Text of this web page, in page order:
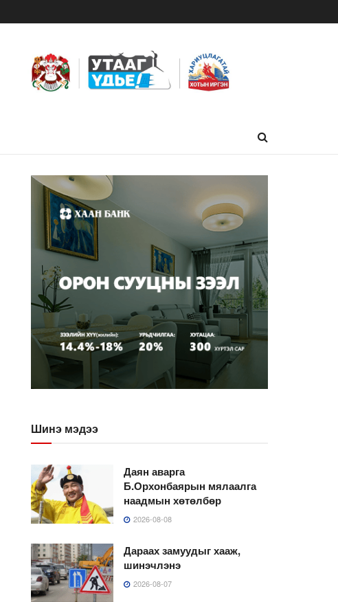
Шинэ мэдээ
Даян аварга
Б.Орхонбаярын мялаалга
наадмын хөтөлбөр
2026-08-08
Дараах замуудыг хааж,
шинэчлэнэ
2026-08-07